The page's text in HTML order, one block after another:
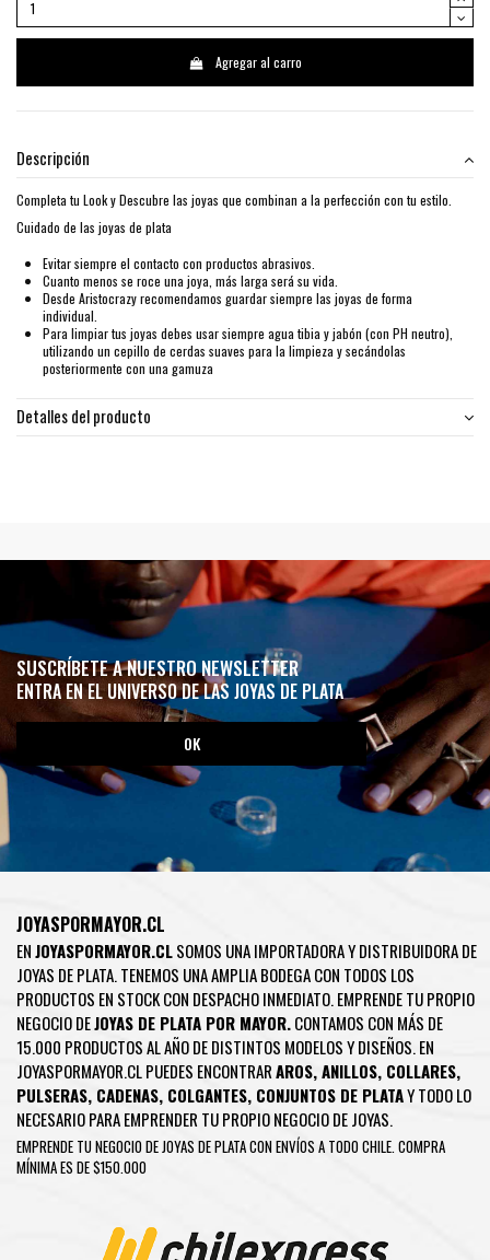
Agregar al carro
Descripción
Completa tu Look y Descubre las joyas que combinan a la perfección con tu estilo.
Cuidado de las joyas de plata
Evitar siempre el contacto con productos abrasivos.
Cuanto menos se roce una joya, más larga será su vida.
Desde Aristocrazy recomendamos guardar siempre las joyas de forma
individual.
Para limpiar tus joyas debes usar siempre agua tibia y jabón (con PH neutro),
utilizando un cepillo de cerdas suaves para la limpieza y secándolas
posteriormente con una gamuza
Detalles del producto
SUSCRÍBETE A NUESTRO NEWSLETTER
ENTRA EN EL UNIVERSO DE LAS JOYAS DE PLATA
JOYASPORMAYOR.CL
ENJOYASPORMAYOR.CLSOMOS UNA IMPORTADORA Y DISTRIBUIDORA DE
JOYAS DE PLATA. TENEMOS UNA AMPLIA BODEGA CON TODOS LOS
PRODUCTOS EN STOCK CON DESPACHO INMEDIATO. EMPRENDE TU PROPIO
NEGOCIO DEJOYAS DE PLATA POR MAYOR.CONTAMOS CON MÁS DE
15.000 PRODUCTOS AL AÑO DE DISTINTOS MODELOS Y DISEÑOS. EN
JOYASPORMAYOR.CL PUEDES ENCONTRARAROS,ANILLOS, COLLARES,
PULSERAS, CADENAS, COLGANTES, CONJUNTOS DE PLATAY TODO LO
NECESARIO PARA EMPRENDER TU PROPIO NEGOCIO DE JOYAS.
EMPRENDE TU NEGOCIO DE JOYAS DE PLATA CON ENVÍOS A TODO CHILE. COMPRA
MÍNIMA ES DE $150.000